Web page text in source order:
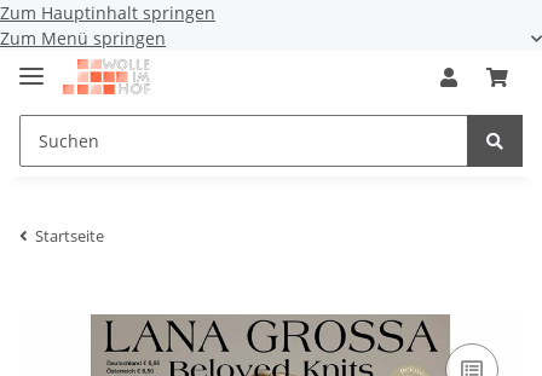
Zum Hauptinhalt springen
Zum Menü springen
Startseite